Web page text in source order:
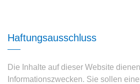
Haftungsausschluss
Die Inhalte auf dieser Website
Informationszwecken. Sie sollen